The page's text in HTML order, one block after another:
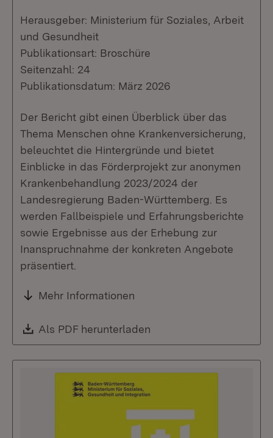
Herausgeber: Ministerium für Soziales, Arbeit
und Gesundheit
Publikationsart: Broschüre
Seitenzahl: 24
Publikationsdatum: März 2026
Der Bericht gibt einen Überblick über das
Thema Menschen ohne Krankenversicherung,
beleuchtet die Hintergründe und bietet
Einblicke in das Förderprojekt zur anonymen
Krankenbehandlung 2023/2024 der
Landesregierung Baden-Württemberg. Es
werden Fallbeispiele und Erfahrungsberichte
sowie Ergebnisse aus der Erhebung zur
Inanspruchnahme der konkreten Angebote
präsentiert.
Mehr Informationen
Download:
Als PDF herunterladen